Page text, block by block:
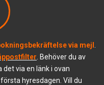
via mejl
. Behöver du av
det via en länk i ovan
hyresdagen. Vill du